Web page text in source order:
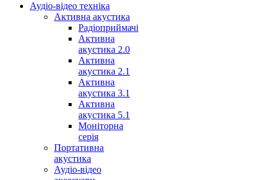
Аудіо-відео техніка
Активна акустика
Радіоприймачі
Активна
акустика 2.0
Активна
акустика 2.1
Активна
акустика 3.1
Активна
акустика 5.1
Моніторна
серія
Портативна
акустика
Аудіо-відео